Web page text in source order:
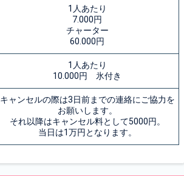
1人あたり
7.000円
チャーター
60.000円
1人あたり
10.000円 氷付き
キャンセルの際は3日前までの連絡にご協力を
お願いします。
それ以降はキャンセル料として5000円。
当日は1万円となります。